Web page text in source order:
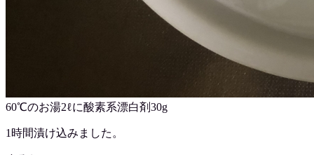
60℃のお湯2ℓに酸素系漂白剤30g
1時間漬け込みました。